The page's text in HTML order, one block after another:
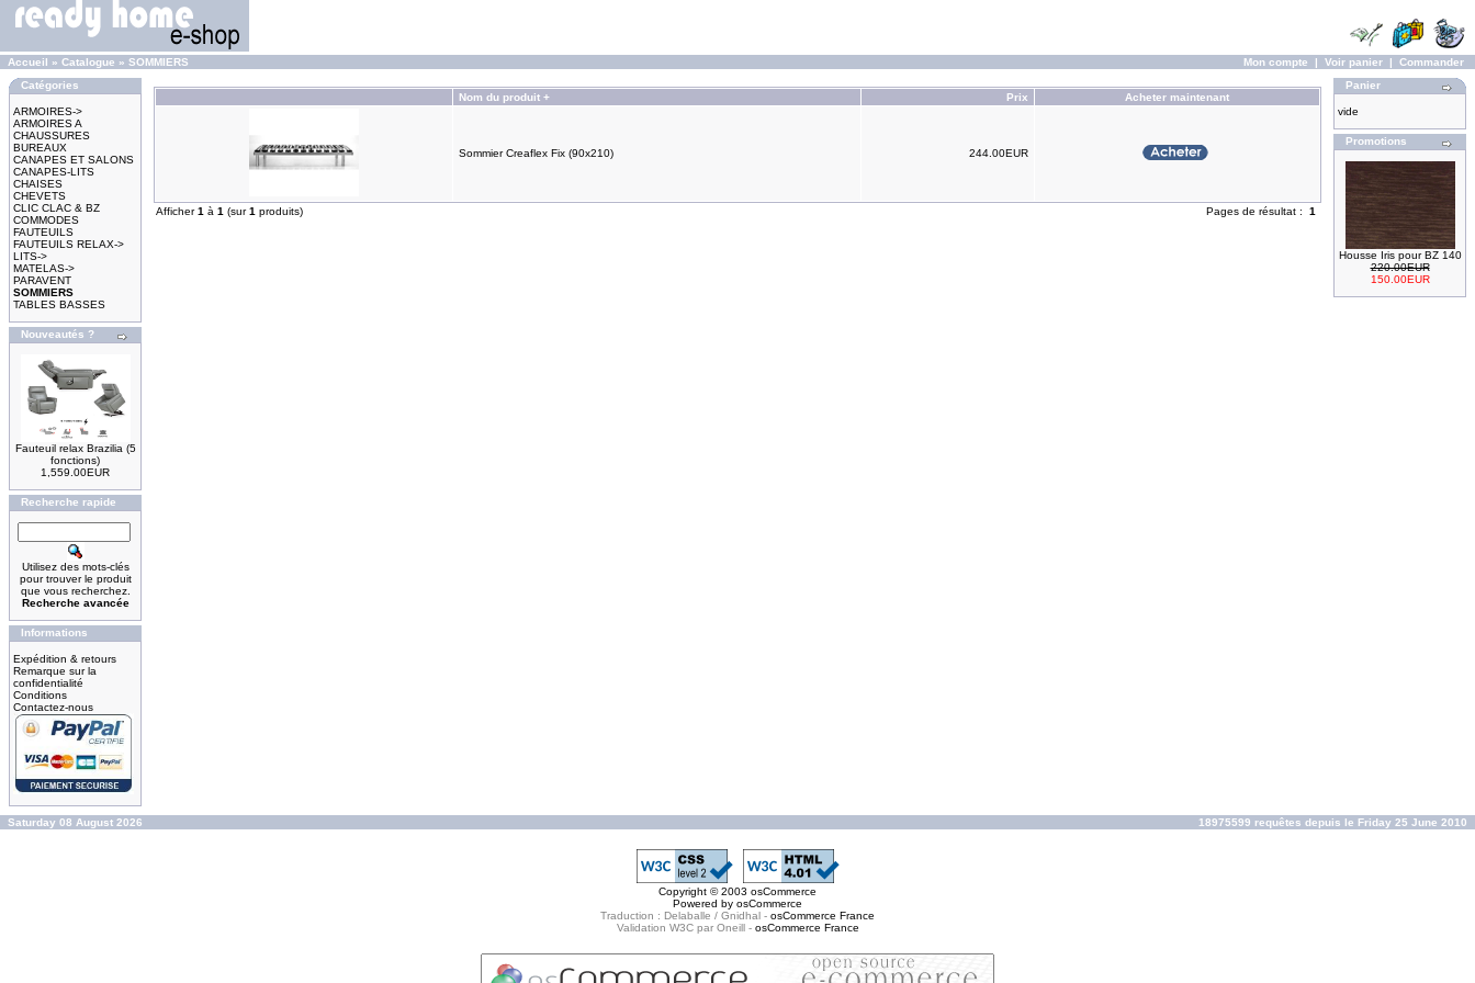
Accueil » Catalogue » SOMMIERS Mon compte | Voir panier | Commander
Catégories
ARMOIRES->
ARMOIRES A
CHAUSSURES
BUREAUX
CANAPES ET SALONS
CANAPES-LITS
CHAISES
CHEVETS
CLIC CLAC & BZ
COMMODES
FAUTEUILS
FAUTEUILS RELAX->
LITS->
MATELAS->
PARAVENT
SOMMIERS
TABLES BASSES
Nouveautés ?
Fauteuil relax Brazilia (5
fonctions)
1,559.00EUR
Recherche rapide
Utilisez des mots-clés
pour trouver le produit
que vous recherchez.
Recherche avancée
Informations
Expédition & retours
Remarque sur la
confidentialité
Conditions
Contactez-nous
Nom du produit + Prix Acheter maintenant
Sommier Creaflex Fix (90x210) 244.00EUR
Afficher1 à 1 (sur1 produits) Pages de résultat : 1
Panier
vide
Promotions
Housse Iris pour BZ 140
220.00EUR
150.00EUR
Saturday 08 August 2026 18975599 requêtes depuis le Friday 25 June 2010
Copyright © 2003 osCommerce
Powered by osCommerce
Traduction : Delaballe / Gnidhal - osCommerce France
Validation W3C par Oneill - osCommerce France